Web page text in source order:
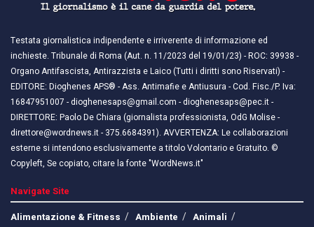
Testata giornalistica indipendente e irriverente di informazione ed
inchieste. Tribunale di Roma (Aut. n. 11/2023 del 19/01/23) - ROC: 39938 -
Organo Antifascista, Antirazzista e Laico (Tutti i diritti sono Riservati) -
EDITORE: Dioghenes APS® - Ass. Antimafie e Antiusura - Cod. Fisc./P. Iva:
16847951007 - dioghenesaps@gmail.com - dioghenesaps@pec.it - ​​
DIRETTORE: Paolo De Chiara (giornalista professionista, OdG Molise -
direttore@wordnews.it - ​​375.6684391). AVVERTENZA: Le collaborazioni
esterne si intendono esclusivamente a titolo Volontario e Gratuito. ©
Copyleft, Se copiato, citare la fonte "WordNews.it"
Navigate Site
Alimentazione & Fitness
Ambiente
Animali